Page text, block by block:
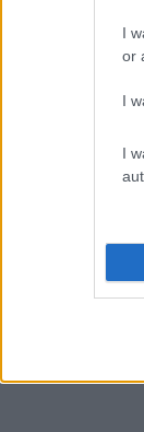
I
or
I
I